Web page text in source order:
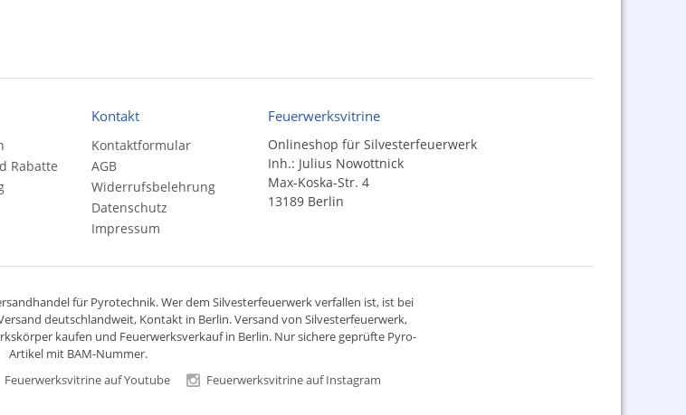
Rabatte
Kontakt
Kontaktformular
AGB
Widerrufsbelehrung
Datenschutz
Impressum
Feuerwerksvitrine
Onlineshop für Silvesterfeuerwerk
Inh.: Julius Nowottnick
Max-Koska-Str. 4
13189 Berlin
für Pyrotechnik. Wer dem Silvesterfeuerwerk verfallen ist, ist bei
deutschlandweit, Kontakt in Berlin. Versand von Silvesterfeuerwerk,
kaufen und Feuerwerksverkauf in Berlin. Nur sichere geprüfte Pyro-
Artikel mit BAM-Nummer.
Feuerwerksvitrine auf Youtube Feuerwerksvitrine auf Instagram